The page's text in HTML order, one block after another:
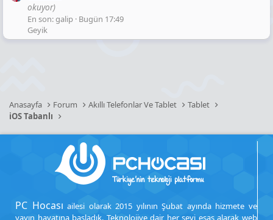
okuyor)
En son: galip Bugün 17:49
Geyik
Anasayfa Forum Akıllı Telefonlar Ve Tablet
Tablet
iOS Tabanlı
PC Hocası ailesi olarak 2015 yılının Şubat ayında hizmete ve
yayın hayatına başladık. Teknolojiye dair her şeyi esas alarak web